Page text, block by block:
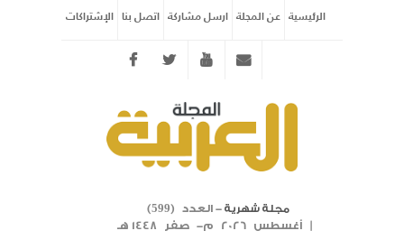
الرئيسية عن المجلة ارسل مشاركة اتصل بنا الإشتراكات
Twitter youtube
مجلة شهرية- العدد ( 599
)
| أغسطس 2026 م- صفر 1448 هـ